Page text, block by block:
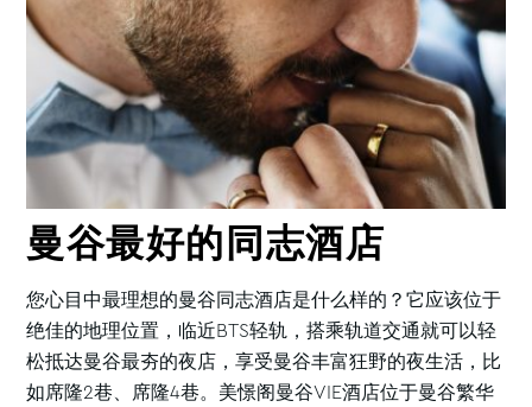
曼谷最好的同志酒店
您心目中最理想的曼谷同志酒店是什么样的？它应该位于
绝佳的地理位置，临近BTS轻轨，搭乘轨道交通就可以轻
松抵达曼谷最夯的夜店，享受曼谷丰富狂野的夜生活，比
如席隆2巷、席隆4巷。美憬阁曼谷VIE酒店位于曼谷繁华